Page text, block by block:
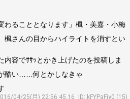
わることとなります」楓・美嘉・小梅
楓さんの目からハイライトを消すとい
内容でｻｻｯとかき上げたのを投稿しま
酷い……何とかしなきゃ
04/25(月) 22:56:45.16 ID: kFYPaFjy0 (15)